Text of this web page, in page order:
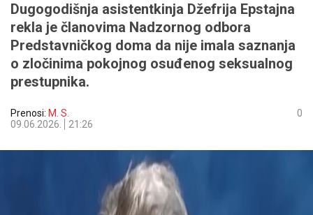
Dugogodišnja asistentkinja Džefrija Epstajna
rekla je članovima Nadzornog odbora
Predstavničkog doma da nije imala saznanja
o zločinima pokojnog osuđenog seksualnog
prestupnika.
Prenosi: M. S.
09.06.2026.
21:26
0